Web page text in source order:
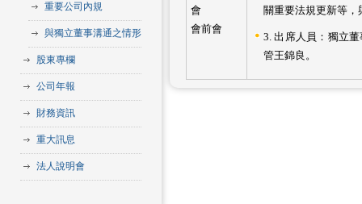
重要公司內規
與獨立董事溝通之情形
股東專欄
公司年報
財務資訊
重大訊息
法人說明會
會
會前會
關重要法規更新等
3. 出席人員：獨立
管王錦良。